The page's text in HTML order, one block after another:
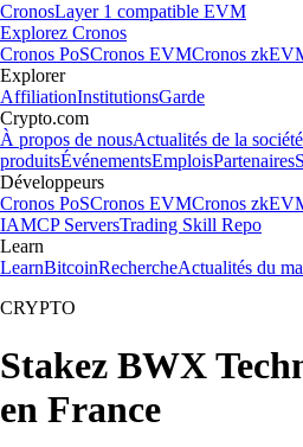
CronosLayer 1 compatible EVM
Explorez Cronos
Cronos PoSCronos EVMCronos
Explorer
AffiliationInstitutionsGarde
Crypto.com
À propos de nousActualités de la société
produitsÉvénementsEmploisPartenaires
Développeurs
Cronos PoSCronos EVMCronos
IAMCP ServersTrading Skill Repo
Learn
LearnBitcoinRechercheActualités du
CRYPTO
Stakez BWX
en France